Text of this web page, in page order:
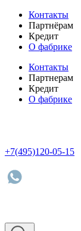
Контакты
Партнёрам
Кредит
О фабрике
Контакты
Партнерам
Кредит
О фабрике
+7(495)120-05-15